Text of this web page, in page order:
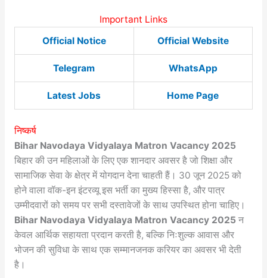
Important Links
Official Notice
Official Website
Telegram WhatsApp
Latest Jobs Home Page
निष्कर्ष
Bihar Navodaya Vidyalaya Matron Vacancy 2025
बिहार की उन महिलाओं के लिए एक शानदार अवसर है जो शिक्षा और
सामाजिक सेवा के क्षेत्र में योगदान देना चाहती हैं। 30 जून 2025 को
होने वाला वॉक-इन इंटरव्यू इस भर्ती का मुख्य हिस्सा है, और पात्र
उम्मीदवारों को समय पर सभी दस्तावेजों के साथ उपस्थित होना चाहिए।
Bihar Navodaya Vidyalaya Matron Vacancy 2025 न
केवल आर्थिक सहायता प्रदान करती है, बल्कि निःशुल्क आवास और
भोजन की सुविधा के साथ एक सम्मानजनक करियर का अवसर भी देती
है।